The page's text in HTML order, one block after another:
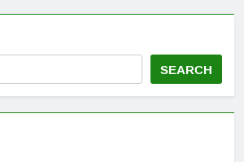
SEARCH